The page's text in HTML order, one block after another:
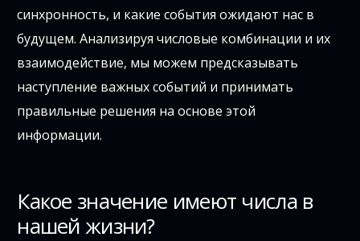
синхронность, и какие события ожидают нас в
будущем. Анализируя числовые комбинации и их
взаимодействие, мы можем предсказывать
наступление важных событий и принимать
правильные решения на основе этой
информации.
Какое значение имеют числа в
нашей жизни?